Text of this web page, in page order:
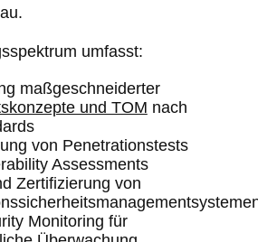
umfasst:
maßgeschneiderter
und TOM nach
von Penetrationstests
Assessments
Zertifizierung von
Monitoring für